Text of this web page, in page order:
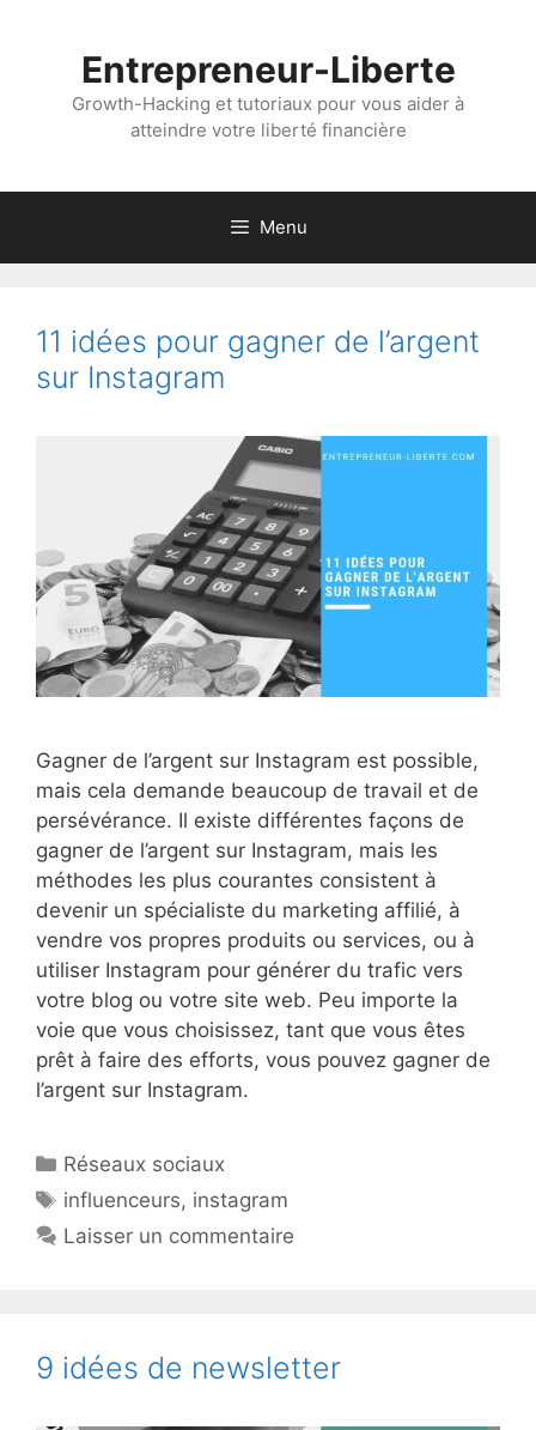
Entrepreneur-Liberte
Growth-Hacking et tutoriaux pour vous aider à
atteindre votre liberté financière
Menu
11 idées pour gagner de l’argent
sur Instagram
Gagner de l’argent sur Instagram est possible,
mais cela demande beaucoup de travail et de
persévérance. Il existe différentes façons de
gagner de l’argent sur Instagram, mais les
méthodes les plus courantes consistent à
devenir un spécialiste du marketing affilié, à
vendre vos propres produits ou services, ou à
utiliser Instagram pour générer du trafic vers
votre blog ou votre site web. Peu importe la
voie que vous choisissez, tant que vous êtes
prêt à faire des efforts, vous pouvez gagner de
l’argent sur Instagram.
Catégories
Réseaux sociaux
Étiquettes
influenceurs, instagram
Laisser un commentaire
9 idées de newsletter